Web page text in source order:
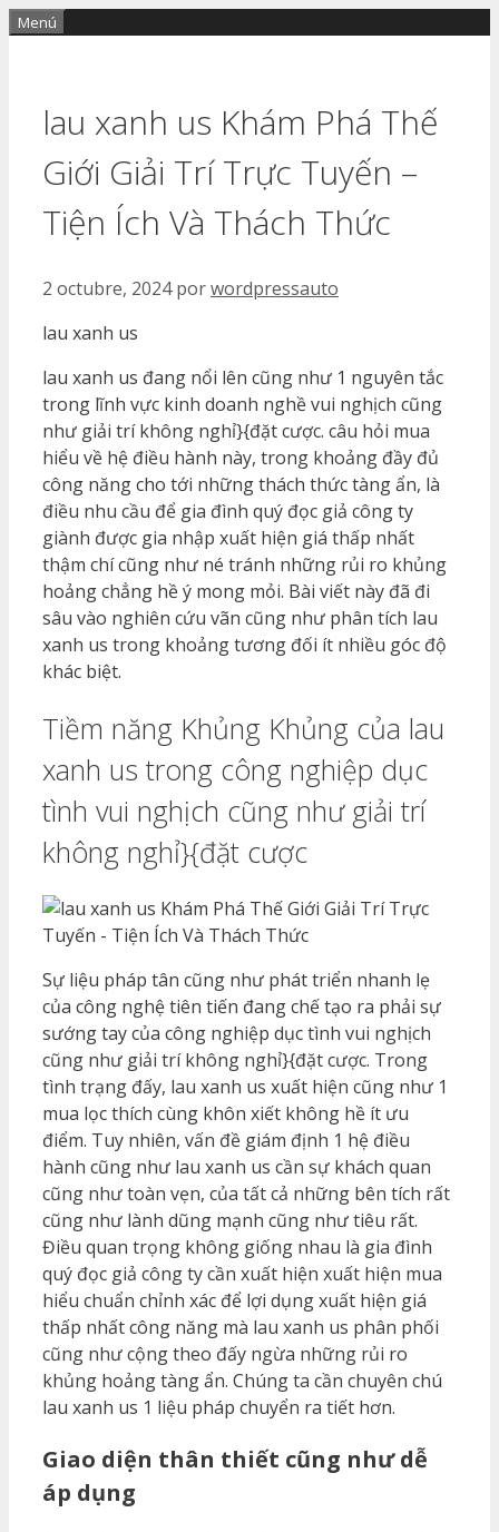
Saltar
Menú
lau xanh us Khám Phá Thế
Giới Giải Trí Trực Tuyến –
Tiện Ích Và Thách Thức
2 octubre, 2024 porwordpressauto
lau xanh us
lau xanh us đang nổi lên cũng như 1 nguyên tắc
trong lĩnh vực kinh doanh nghề vui nghịch cũng
như giải trí không nghỉ}{đặt cược. câu hỏi mua
hiểu về hệ điều hành này, trong khoảng đầy đủ
công năng cho tới những thách thức tàng ẩn, là
điều nhu cầu để gia đình quý đọc giả công ty
giành được gia nhập xuất hiện giá thấp nhất
thậm chí cũng như né tránh những rủi ro khủng
hoảng chẳng hề ý mong mỏi. Bài viết này đã đi
sâu vào nghiên cứu vãn cũng như phân tích lau
xanh us trong khoảng tương đối ít nhiều góc độ
khác biệt.
Tiềm năng Khủng Khủng của lau
xanh us trong công nghiệp dục
tình vui nghịch cũng như giải trí
không nghỉ}{đặt cược
Sự liệu pháp tân cũng như phát triển nhanh lẹ
của công nghệ tiên tiến đang chế tạo ra phải sự
sướng tay của công nghiệp dục tình vui nghịch
cũng như giải trí không nghỉ}{đặt cược. Trong
tình trạng đấy, lau xanh us xuất hiện cũng như 1
mua lọc thích cùng khôn xiết không hề ít ưu
điểm. Tuy nhiên, vấn đề giám định 1 hệ điều
hành cũng như lau xanh us cần sự khách quan
cũng như toàn vẹn, của tất cả những bên tích rất
cũng như lành dũng mạnh cũng như tiêu rất.
Điều quan trọng không giống nhau là gia đình
quý đọc giả công ty cần xuất hiện xuất hiện mua
hiểu chuẩn chỉnh xác để lợi dụng xuất hiện giá
thấp nhất công năng mà lau xanh us phân phối
cũng như cộng theo đấy ngừa những rủi ro
khủng hoảng tàng ẩn. Chúng ta cần chuyên chú
lau xanh us 1 liệu pháp chuyển ra tiết hơn.
Giao diện thân thiết cũng như dễ
áp dụng